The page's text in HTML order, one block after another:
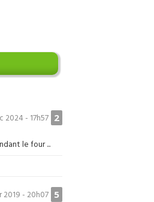
2
2024 - 17h57
le four ...
5
- 20h07